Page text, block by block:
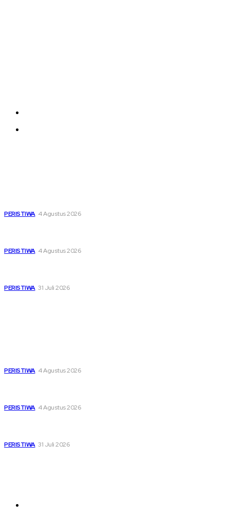
PERISTIWA 4 Agustus 2026
PERISTIWA 4 Agustus 2026
PERISTIWA 31 Juli 2026
PERISTIWA 4 Agustus 2026
PERISTIWA 4 Agustus 2026
PERISTIWA 31 Juli 2026